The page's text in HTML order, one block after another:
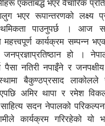
एकताबद्ध भएर वैचारिक
भएर रूपान्तरणको लक्ष्य
पाउनुपर्छ । आज
महत्त्वपूर्ण कार्यक्रम सम्पन्न
हो । नेपाल
पैसा नतिरी नपाइँने र
बैकुण्ठप्रसाद
अमिर थापा र रमेश
सदन नेपालको
कार्यक्रम गरिरहेको यो